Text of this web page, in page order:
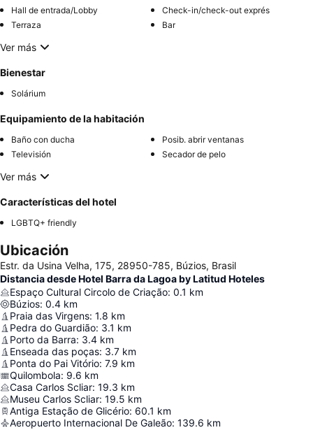
Hall de entrada/Lobby
Check-in/check-out exprés
Terraza
Bar
Ver más
Bienestar
Solárium
Equipamiento de la habitación
Baño con ducha
Posib. abrir ventanas
Televisión
Secador de pelo
Ver más
Características del hotel
LGBTQ+ friendly
Ubicación
Estr. da Usina Velha, 175, 28950-785, Búzios, Brasil
Distancia desde Hotel Barra da Lagoa by Latitud Hoteles
Espaço Cultural Circolo de Criação: 0.1 km
Búzios: 0.4 km
Praia das Virgens: 1.8 km
Pedra do Guardião: 3.1 km
Porto da Barra: 3.4 km
Enseada das poças: 3.7 km
Ponta do Pai Vitório: 7.9 km
Quilombola: 9.6 km
Casa Carlos Scliar: 19.3 km
Museu Carlos Scliar: 19.5 km
Antiga Estação de Glicério: 60.1 km
Aeropuerto Internacional De Galeão: 139.6 km